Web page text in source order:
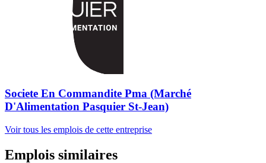
Societe En Commandite Pma (Marché
D'Alimentation Pasquier St-Jean)
Voir tous les emplois de cette entreprise
Emplois similaires